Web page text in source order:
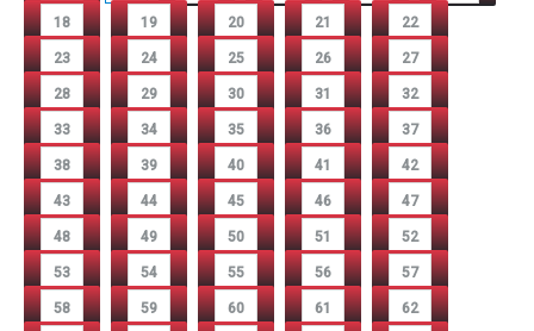
18 19 20 21 22
23 24 25 26 27
28 29 30 31 32
33 34 35 36 37
38 39 40 41 42
43 44 45 46 47
48 49 50 51 52
53 54 55 56 57
58 59 60 61 62